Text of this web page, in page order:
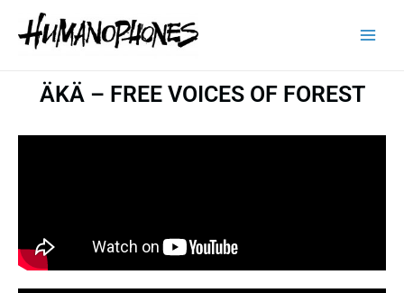
contenu
ÄKÄ – FREE VOICES OF FOREST